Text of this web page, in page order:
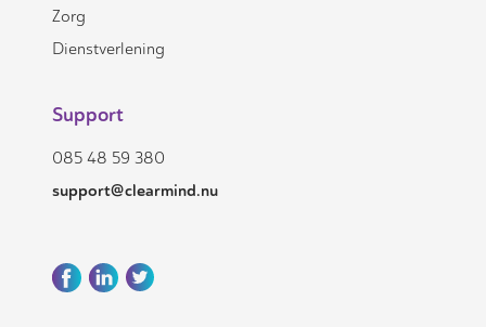
Zorg
Dienstverlening
Support
085 48 59 380
support@clearmind.nu